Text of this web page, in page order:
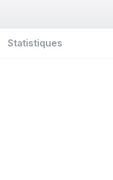
Statistiques